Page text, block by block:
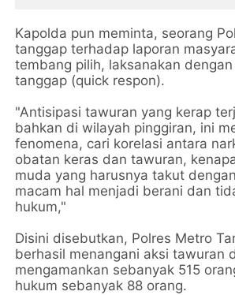
Kapolda pun meminta, seorang
tanggap terhadap laporan
tembang pilih, laksanakan
tanggap (quick respon).
"Antisipasi tawuran yang kerap
bahkan di wilayah pinggiran, ini
fenomena, cari korelasi antara
obatan keras dan tawuran,
muda yang harusnya takut
macam hal menjadi berani dan
hukum,"
Disini disebutkan, Polres Metro
berhasil menangani aksi tawuran
mengamankan sebanyak 515
hukum sebanyak 88 orang.